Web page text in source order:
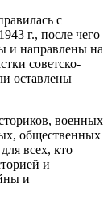
с
г., после чего
и направлены на
советско-
оставлены
военных
общественных
всех, кто
и
и